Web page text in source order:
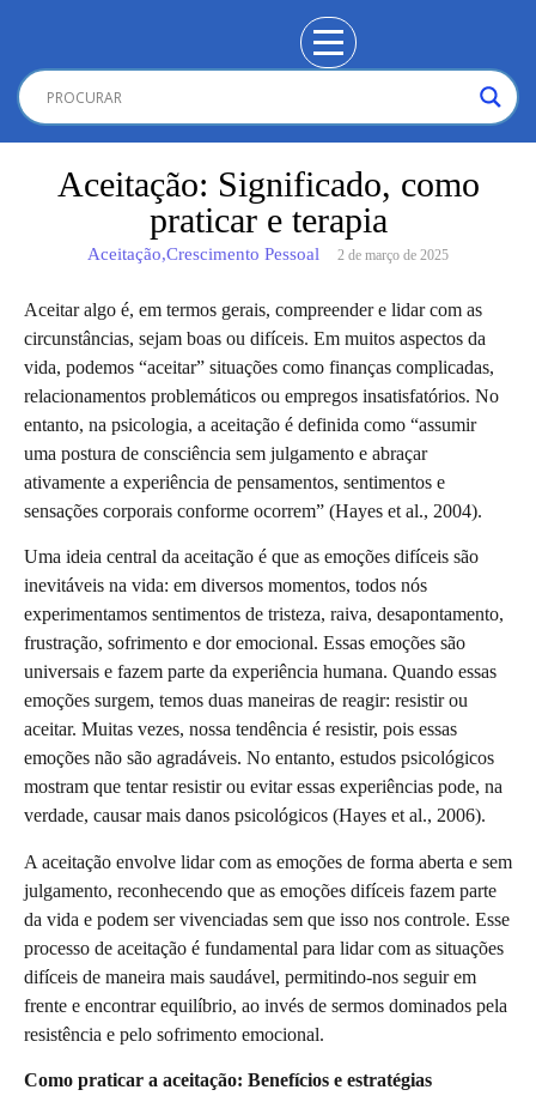
Aceitação: Significado, como
praticar e terapia
Aceitação,Crescimento Pessoal 2 de março de 2025
Aceitar algo é, em termos gerais, compreender e lidar com as
circunstâncias, sejam boas ou difíceis. Em muitos aspectos da
vida, podemos “aceitar” situações como finanças complicadas,
relacionamentos problemáticos ou empregos insatisfatórios. No
entanto, na psicologia, a aceitação é definida como “assumir
uma postura de consciência sem julgamento e abraçar
ativamente a experiência de pensamentos, sentimentos e
sensações corporais conforme ocorrem” (Hayes et al., 2004).
Uma ideia central da aceitação é que as emoções difíceis são
inevitáveis na vida: em diversos momentos, todos nós
experimentamos sentimentos de tristeza, raiva, desapontamento,
frustração, sofrimento e dor emocional. Essas emoções são
universais e fazem parte da experiência humana. Quando essas
emoções surgem, temos duas maneiras de reagir: resistir ou
aceitar. Muitas vezes, nossa tendência é resistir, pois essas
emoções não são agradáveis. No entanto, estudos psicológicos
mostram que tentar resistir ou evitar essas experiências pode, na
verdade, causar mais danos psicológicos (Hayes et al., 2006).
A aceitação envolve lidar com as emoções de forma aberta e sem
julgamento, reconhecendo que as emoções difíceis fazem parte
da vida e podem ser vivenciadas sem que isso nos controle. Esse
processo de aceitação é fundamental para lidar com as situações
difíceis de maneira mais saudável, permitindo-nos seguir em
frente e encontrar equilíbrio, ao invés de sermos dominados pela
resistência e pelo sofrimento emocional.
Como praticar a aceitação: Benefícios e estratégias